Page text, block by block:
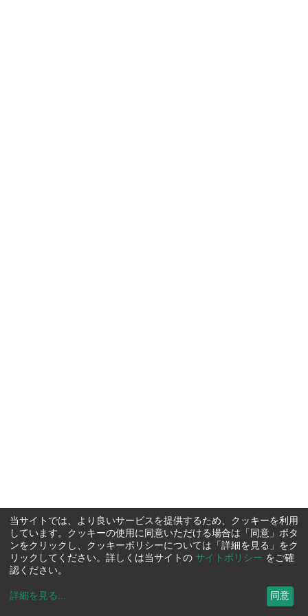
当サイトでは、より良いサービスを提供するため、クッキーを利用
しています。クッキーの使用に同意いただける場合は「同意」ボタ
ンをクリックし、クッキーポリシーについては「詳細を見る」をク
リックしてください。詳しくは当サイトの サイトポリシー をご確
認ください。
詳細を見る ... 同意